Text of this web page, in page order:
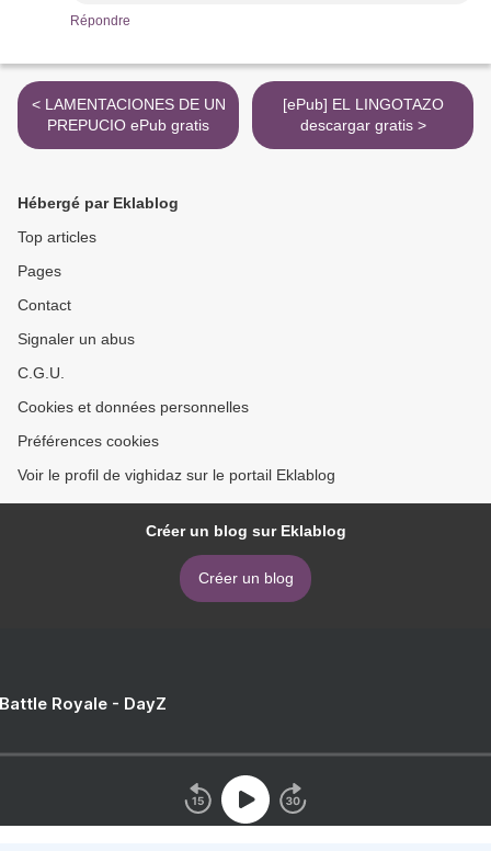
Répondre
< LAMENTACIONES DE UN
PREPUCIO ePub gratis
[ePub] EL LINGOTAZO
descargar gratis >
Hébergé par Eklablog
Top articles
Pages
Contact
Signaler un abus
C.G.U.
Cookies et données personnelles
Préférences cookies
Voir le profil de vighidaz sur le portail Eklablog
Créer un blog sur Eklablog
Créer un blog
Royale - DayZ